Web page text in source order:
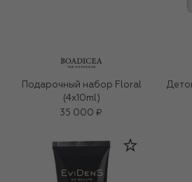
Подарочный набор Floral
(4x10ml)
35 000 ₽